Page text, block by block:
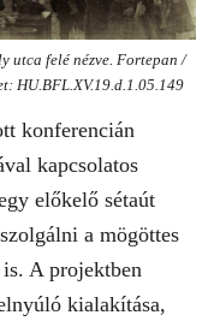
utca felé nézve. Fortepan /
HU.BFL.XV.19.d.1.05.149
konferencián
kapcsolatos
előkelő sétaút
a mögöttes
A projektben
kialakítása,